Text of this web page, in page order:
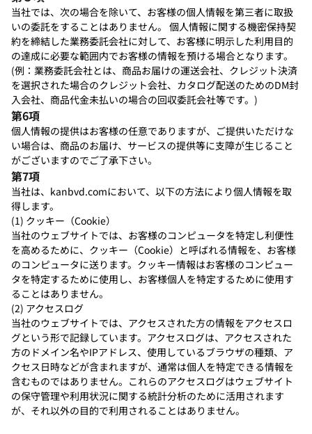
当社では、次の場合を除いて、お客様の個人情報を第三者に取扱
いの委託をすることはありません。 個人情報に関する機密保持契
約を締結した業務委託会社に対して、お客様に明示した利用目的
の達成に必要な範囲内でお客様の情報を預ける場合となります。
(例：業務委託会社とは、商品お届けの運送会社、クレジット決済
を選択された場合のクレジット会社、カタログ配送のためのDM封
入会社、商品代金未払いの場合の回収委託会社等です。)
第6項
個人情報の提供はお客様の任意でありますが、ご提供いただけな
い場合は、商品のお届け、サービスの提供等に支障が生じること
がございますのでご了承下さい。
第7項
当社は、kanbvd.comにおいて、以下の方法により個人情報を取
得します。
(1) クッキー（Cookie）
当社のウェブサイトでは、お客様のコンピュータを特定し利便性
を高めるために、クッキー（Cookie）と呼ばれる情報を、お客様
のコンピュータに送ります。クッキー情報はお客様のコンピュー
タを特定するために使用し、お客様個人を特定するために使用す
ることはありません。
(2) アクセスログ
当社のウェブサイトでは、アクセスされた方の情報をアクセスロ
グという形で記録しています。アクセスログは、アクセスされた
方のドメイン名やIPアドレス、使用しているブラウザの種類、ア
クセス日時などが含まれますが、通常は個人を特定できる情報を
含むものではありません。これらのアクセスログはウェブサイト
の保守管理や利用状況に関する統計分析のために活用されます
が、それ以外の目的で利用されることはありません。